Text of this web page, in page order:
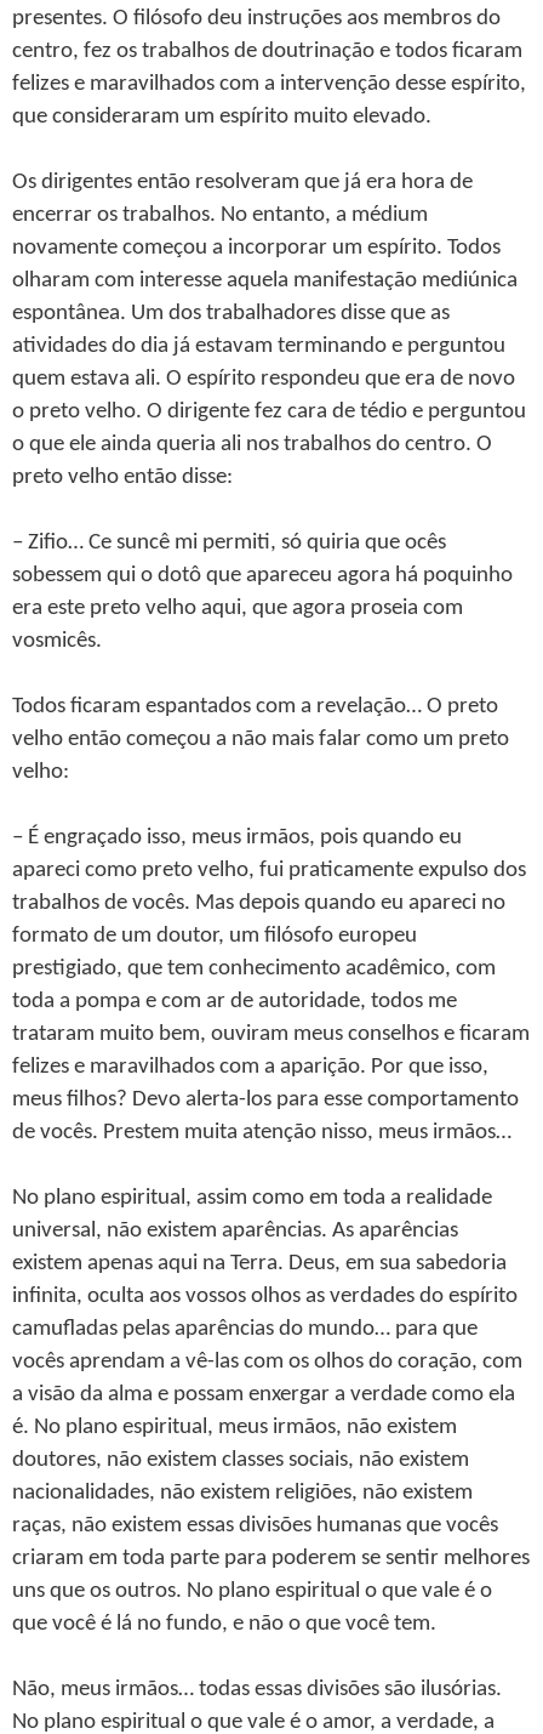
presentes. O filósofo deu instruções aos membros do
centro, fez os trabalhos de doutrinação e todos ficaram
felizes e maravilhados com a intervenção desse espírito,
que consideraram um espírito muito elevado.
Os dirigentes então resolveram que já era hora de
encerrar os trabalhos. No entanto, a médium
novamente começou a incorporar um espírito. Todos
olharam com interesse aquela manifestação mediúnica
espontânea. Um dos trabalhadores disse que as
atividades do dia já estavam terminando e perguntou
quem estava ali. O espírito respondeu que era de novo
o preto velho. O dirigente fez cara de tédio e perguntou
o que ele ainda queria ali nos trabalhos do centro. O
preto velho então disse:
– Zifio… Ce suncê mi permiti, só quiria que ocês
sobessem qui o dotô que apareceu agora há poquinho
era este preto velho aqui, que agora proseia com
vosmicês.
Todos ficaram espantados com a revelação… O preto
velho então começou a não mais falar como um preto
velho:
– É engraçado isso, meus irmãos, pois quando eu
apareci como preto velho, fui praticamente expulso dos
trabalhos de vocês. Mas depois quando eu apareci no
formato de um doutor, um filósofo europeu
prestigiado, que tem conhecimento acadêmico, com
toda a pompa e com ar de autoridade, todos me
trataram muito bem, ouviram meus conselhos e ficaram
felizes e maravilhados com a aparição. Por que isso,
meus filhos? Devo alerta-los para esse comportamento
de vocês. Prestem muita atenção nisso, meus irmãos…
No plano espiritual, assim como em toda a realidade
universal, não existem aparências. As aparências
existem apenas aqui na Terra. Deus, em sua sabedoria
infinita, oculta aos vossos olhos as verdades do espírito
camufladas pelas aparências do mundo… para que
vocês aprendam a vê-las com os olhos do coração, com
a visão da alma e possam enxergar a verdade como ela
é. No plano espiritual, meus irmãos, não existem
doutores, não existem classes sociais, não existem
nacionalidades, não existem religiões, não existem
raças, não existem essas divisões humanas que vocês
criaram em toda parte para poderem se sentir melhores
uns que os outros. No plano espiritual o que vale é o
que você é lá no fundo, e não o que você tem.
Não, meus irmãos… todas essas divisões são ilusórias.
No plano espiritual o que vale é o amor, a verdade, a